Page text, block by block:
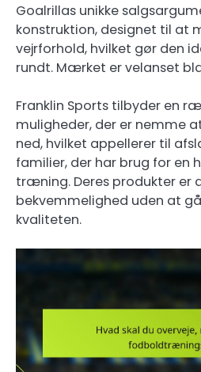
Goalrillas unikke
konstruktion, designet til at
vejrforhold, hvilket gør den
rundt. Mærket er velanset
Franklin Sports tilbyder en
muligheder, der er nemme
ned, hvilket appellerer til
familier, der har brug for en
træning. Deres produkter er
bekvemmelighed uden at
kvaliteten.